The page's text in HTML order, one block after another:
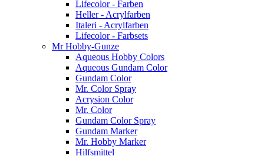
Lifecolor - Farben
Heller - Acrylfarben
Italeri - Acrylfarben
Lifecolor - Farbsets
Mr Hobby-Gunze
Aqueous Hobby Colors
Aqueous Gundam Color
Gundam Color
Mr. Color Spray
Acrysion Color
Mr. Color
Gundam Color Spray
Gundam Marker
Mr. Hobby Marker
Hilfsmittel